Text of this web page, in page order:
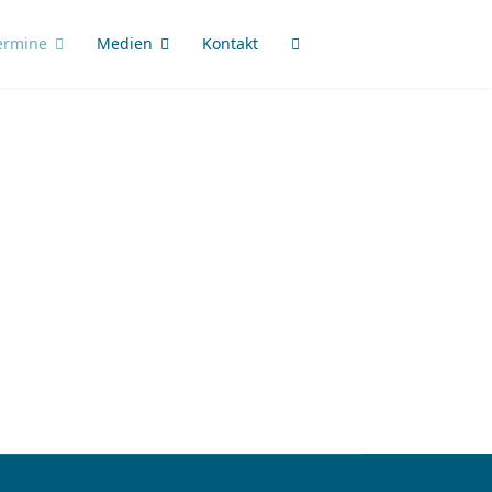
Medien Kontakt